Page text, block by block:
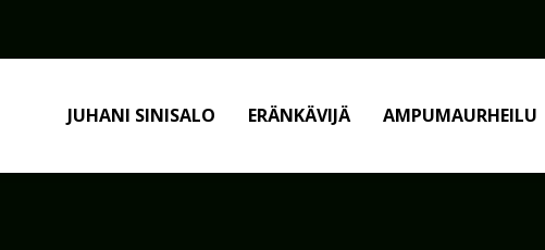
JUHANI SINISALO ERÄNKÄVIJÄ AMPUMAURHEILU